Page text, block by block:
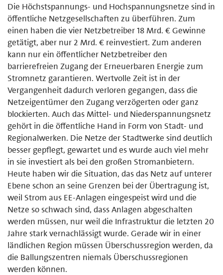
Die Höchstspannungs- und Hochspannungsnetze sind in
öffentliche Netzgesellschaften zu überführen. Zum
einen haben die vier Netzbetreiber 18 Mrd. € Gewinne
getätigt, aber nur 2 Mrd. € reinvestiert. Zum anderen
kann nur ein öffentlicher Netzbetreiber den
barrierefreien Zugang der Erneuerbaren Energie zum
Stromnetz garantieren. Wertvolle Zeit ist in der
Vergangenheit dadurch verloren gegangen, dass die
Netzeigentümer den Zugang verzögerten oder ganz
blockierten. Auch das Mittel- und Niederspannungsnetz
gehört in die öffentliche Hand in Form von Stadt- und
Regionalwerken. Die Netze der Stadtwerke sind deutlich
besser gepflegt, gewartet und es wurde auch viel mehr
in sie investiert als bei den großen Stromanbietern.
Heute haben wir die Situation, das das Netz auf unterer
Ebene schon an seine Grenzen bei der Übertragung ist,
weil Strom aus EE-Anlagen eingespeist wird und die
Netze so schwach sind, dass Anlagen abgeschalten
werden müssen, nur weil die Infrastruktur die letzten 20
Jahre stark vernachlässigt wurde. Gerade wir in einer
ländlichen Region müssen Überschussregion werden, da
die Ballungszentren niemals Überschussregionen
werden können.